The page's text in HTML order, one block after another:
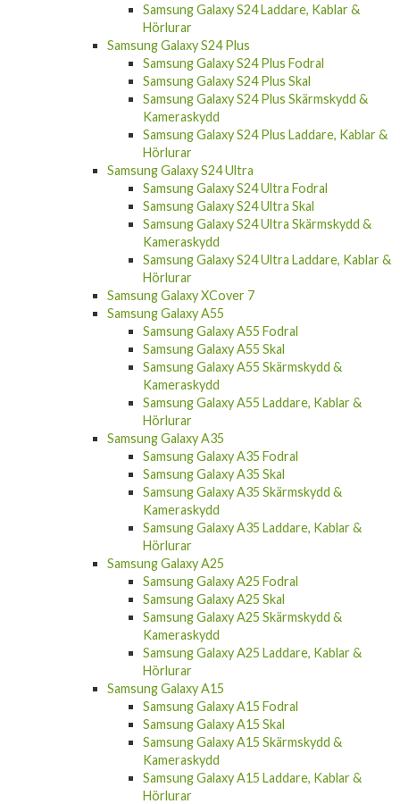
Samsung Galaxy S24 Laddare, Kablar &
Hörlurar
Samsung Galaxy S24 Plus
Samsung Galaxy S24 Plus Fodral
Samsung Galaxy S24 Plus Skal
Samsung Galaxy S24 Plus Skärmskydd &
Kameraskydd
Samsung Galaxy S24 Plus Laddare, Kablar &
Hörlurar
Samsung Galaxy S24 Ultra
Samsung Galaxy S24 Ultra Fodral
Samsung Galaxy S24 Ultra Skal
Samsung Galaxy S24 Ultra Skärmskydd &
Kameraskydd
Samsung Galaxy S24 Ultra Laddare, Kablar &
Hörlurar
Samsung Galaxy XCover 7
Samsung Galaxy A55
Samsung Galaxy A55 Fodral
Samsung Galaxy A55 Skal
Samsung Galaxy A55 Skärmskydd &
Kameraskydd
Samsung Galaxy A55 Laddare, Kablar &
Hörlurar
Samsung Galaxy A35
Samsung Galaxy A35 Fodral
Samsung Galaxy A35 Skal
Samsung Galaxy A35 Skärmskydd &
Kameraskydd
Samsung Galaxy A35 Laddare, Kablar &
Hörlurar
Samsung Galaxy A25
Samsung Galaxy A25 Fodral
Samsung Galaxy A25 Skal
Samsung Galaxy A25 Skärmskydd &
Kameraskydd
Samsung Galaxy A25 Laddare, Kablar &
Hörlurar
Samsung Galaxy A15
Samsung Galaxy A15 Fodral
Samsung Galaxy A15 Skal
Samsung Galaxy A15 Skärmskydd &
Kameraskydd
Samsung Galaxy A15 Laddare, Kablar &
Hörlurar